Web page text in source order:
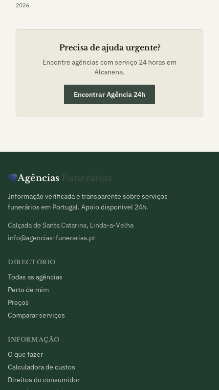
2026.
Precisa de ajuda urgente?
Encontre agências com serviço 24 horas em
Alcanena.
Encontrar Agência 24h
Agências Funerárias
Informação verificada e transparente sobre serviços
funerários em Portugal. Apoio disponível 24h.
Calçada de Santa Catarina, Linda-a-Velha
info@agencias-funerarias.pt
DIRECTÓRIO
Todas as agências
Perto de mim
Preços
Comparar serviços
INFORMAÇÃO
O que fazer
Calculadora de custos
Direitos do consumidor